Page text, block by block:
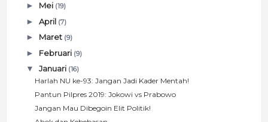
► Mei (19)
► April (7)
► Maret (9)
► Februari (9)
▼ Januari (16)
Harlah NU ke-93: Jangan Jadi Kader Mentah!
Pantun Pilpres 2019: Jokowi vs Prabowo
Jangan Mau Dibegoin Elit Politik!